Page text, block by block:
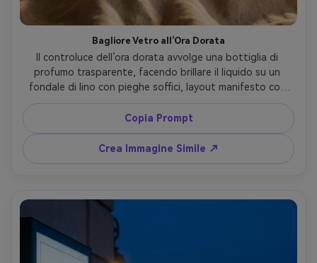
Bagliore Vetro all’Ora Dorata
Il controluce dell’ora dorata avvolge una bottiglia di
profumo trasparente, facendo brillare il liquido su un
fondale di lino con pieghe soffici, layout manifesto con
terzo superiore vuoto per tipografia, flare solare caldo
controllato da riempimento delicato, Canon EOS R6,
85mm f/2.8, inquadratura centrale, mood arioso
romantico, rifrazione vetro fotorealistica e morbidezza
ombre naturali, stampa ad alta definizione --ar 4:5
Copia Prompt
Crea Immagine Simile ↗